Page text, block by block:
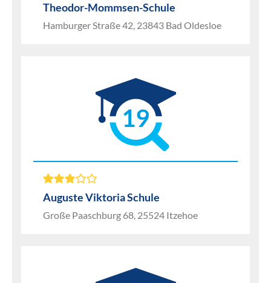
Theodor-Mommsen-Schule
Hamburger Straße 42, 23843 Bad Oldesloe
19
Auguste Viktoria Schule
Große Paaschburg 68, 25524 Itzehoe